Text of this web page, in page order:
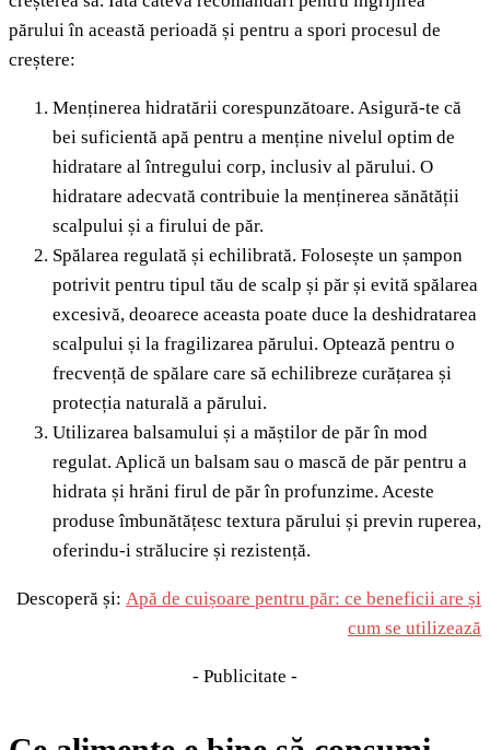
părului în această perioadă și pentru a spori procesul de
creștere:
Menținerea hidratării corespunzătoare. Asigură-te că
bei suficientă apă pentru a menține nivelul optim de
hidratare al întregului corp, inclusiv al părului. O
hidratare adecvată contribuie la menținerea sănătății
scalpului și a firului de păr.
Spălarea regulată și echilibrată. Folosește un șampon
potrivit pentru tipul tău de scalp și păr și evită spălarea
excesivă, deoarece aceasta poate duce la deshidratarea
scalpului și la fragilizarea părului. Optează pentru o
frecvență de spălare care să echilibreze curățarea și
protecția naturală a părului.
Utilizarea balsamului și a măștilor de păr în mod
regulat. Aplică un balsam sau o mască de păr pentru a
hidrata și hrăni firul de păr în profunzime. Aceste
produse îmbunătățesc textura părului și previn ruperea,
oferindu-i strălucire și rezistență.
Descoperă și: Apă de cuișoare pentru păr: ce beneficii are și
cum se utilizează
- Publicitate -